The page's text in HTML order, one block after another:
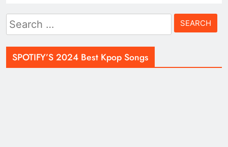
Search
for:
SPOTIFY’S 2024 Best Kpop Songs